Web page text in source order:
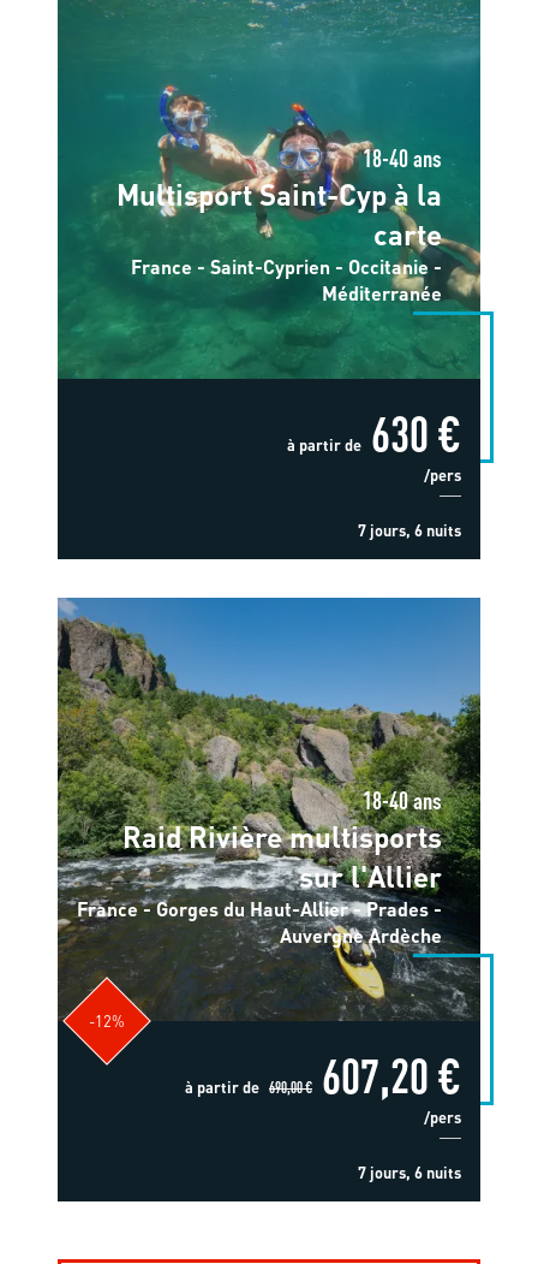
18-40 ans
Multisport Saint-Cyp à la
carte
France - Saint-Cyprien - Occitanie -
Méditerranée
à partir de 630 €
/pers
7 jours, 6 nuits
18-40 ans
Raid Rivière multisports
sur l'Allier
France - Gorges du Haut-Allier - Prades -
Auvergne Ardèche
-12%
à partir de 690,00 € 607,20 €
/pers
7 jours, 6 nuits